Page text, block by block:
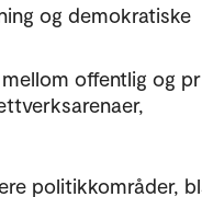
og demokratiske
offentlig og
politikkområder,